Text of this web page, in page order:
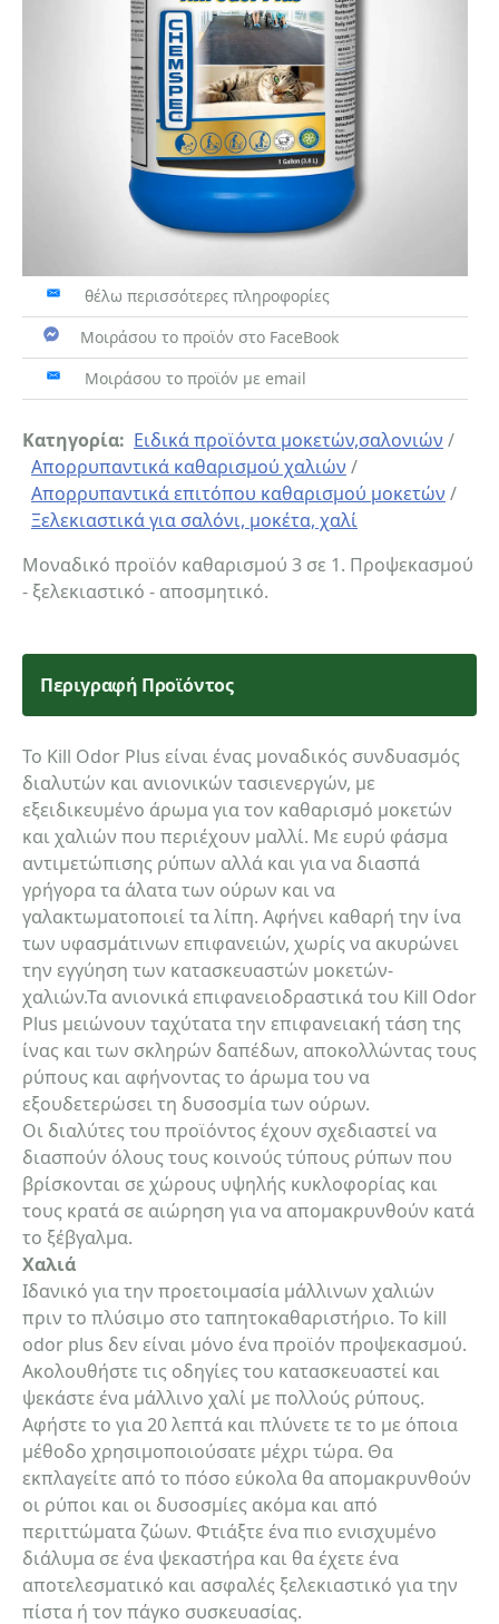
θέλω περισσότερες πληροφορίες
Μοιράσου το προϊόν στο FaceBook
Μοιράσου το προϊόν με email
Κατηγορία: Ειδικά προϊόντα μοκετών,σαλονιών /
Απορρυπαντικά καθαρισμού χαλιών /
Απορρυπαντικά επιτόπου καθαρισμού μοκετών /
Ξελεκιαστικά για σαλόνι, μοκέτα, χαλί
Μοναδικό προϊόν καθαρισμού 3 σε 1. Προψεκασμού
- ξελεκιαστικό - αποσμητικό.
Περιγραφή Προϊόντος
Το Kill Odor Plus είναι ένας μοναδικός συνδυασμός
διαλυτών και ανιονικών τασιενεργών, με
εξειδικευμένο άρωμα για τον καθαρισμό μοκετών
και χαλιών που περιέχουν μαλλί. Με ευρύ φάσμα
αντιμετώπισης ρύπων αλλά και για να διασπά
γρήγορα τα άλατα των ούρων και να
γαλακτωματοποιεί τα λίπη. Αφήνει καθαρή την ίνα
των υφασμάτινων επιφανειών, χωρίς να ακυρώνει
την εγγύηση των κατασκευαστών μοκετών-
χαλιών.Τα ανιονικά επιφανειοδραστικά του Kill Odor
Plus μειώνουν ταχύτατα την επιφανειακή τάση της
ίνας και των σκληρών δαπέδων, αποκολλώντας τους
ρύπους και αφήνοντας το άρωμα του να
εξουδετερώσει τη δυσοσμία των ούρων.
Οι διαλύτες του προϊόντος έχουν σχεδιαστεί να
διασπούν όλους τους κοινούς τύπους ρύπων που
βρίσκονται σε χώρους υψηλής κυκλοφορίας και
τους κρατά σε αιώρηση για να απομακρυνθούν κατά
το ξέβγαλμα.
Χαλιά
Ιδανικό για την προετοιμασία μάλλινων χαλιών
πριν το πλύσιμο στο ταπητοκαθαριστήριο. Το kill
odor plus δεν είναι μόνο ένα προϊόν προψεκασμού.
Ακολουθήστε τις οδηγίες του κατασκευαστεί και
ψεκάστε ένα μάλλινο χαλί με πολλούς ρύπους.
Αφήστε το για 20 λεπτά και πλύνετε τε το με όποια
μέθοδο χρησιμοποιούσατε μέχρι τώρα. Θα
εκπλαγείτε από το πόσο εύκολα θα απομακρυνθούν
οι ρύποι και οι δυσοσμίες ακόμα και από
περιττώματα ζώων. Φτιάξτε ένα πιο ενισχυμένο
διάλυμα σε ένα ψεκαστήρα και θα έχετε ένα
αποτελεσματικό και ασφαλές ξελεκιαστικό για την
πίστα ή τον πάγκο συσκευασίας.